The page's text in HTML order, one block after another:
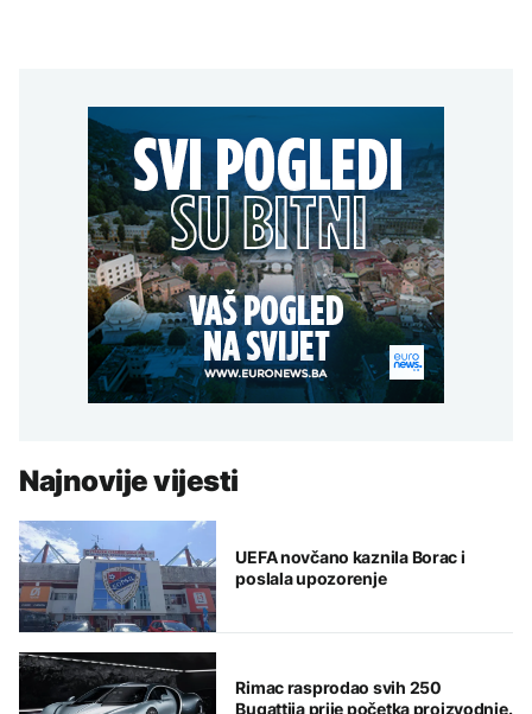
Najnovije vijesti
UEFA novčano kaznila Borac i
poslala upozorenje
Rimac rasprodao svih 250
Bugattija prije početka proizvodnje.